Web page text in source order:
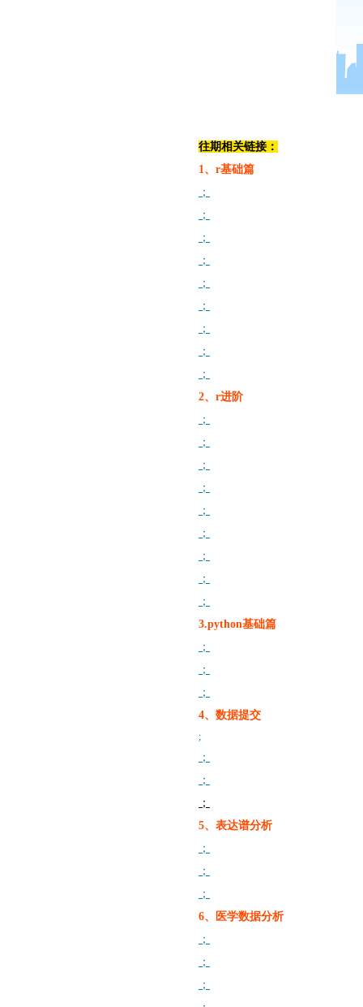
往期相关链接：
1、r基础篇
；
；
；
；
；
；
；
；
；
2、r进阶
；
；
；
；
；
；
；
；
；
3.python基础篇
；
；
；
4、数据提交
;
；
；
；
5、表达谱分析
；
；
；
6、医学数据分析
；
；
；